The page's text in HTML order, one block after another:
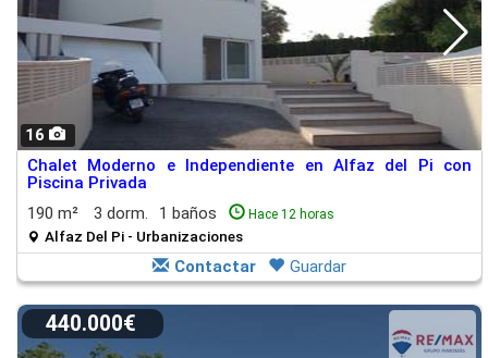
16
Chalet Moderno e Independiente en Alfaz del Pi con
Piscina Privada
190 m²
3 dorm. 1 baños Hace 12 horas
Alfaz Del Pi - Urbanizaciones
Contactar Guardar
440.000€